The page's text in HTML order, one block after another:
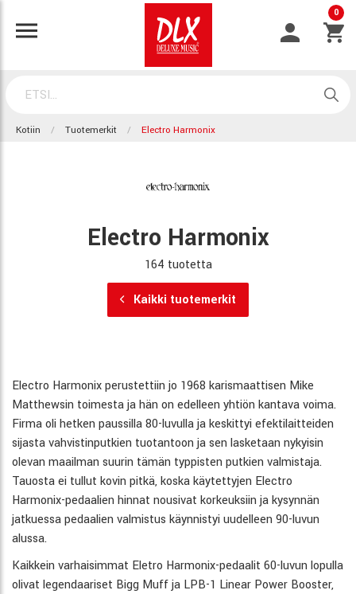
0
Kotiin Tuotemerkit Electro Harmonix
Electro Harmonix
164 tuotetta
Kaikki tuotemerkit
Electro Harmonix perustettiin jo 1968 karismaattisen Mike
Matthewsin toimesta ja hän on edelleen yhtiön kantava voima.
Firma oli hetken paussilla 80-luvulla ja keskittyi efektilaitteiden
sijasta vahvistinputkien tuotantoon ja sen lasketaan nykyisin
olevan maailman suurin tämän typpisten putkien valmistaja.
Tauosta ei tullut kovin pitkä, koska käytettyjen Electro
Harmonix-pedaalien hinnat nousivat korkeuksiin ja kysynnän
jatkuessa pedaalien valmistus käynnistyi uudelleen 90-luvun
alussa.
Kaikkein varhaisimmat Eletro Harmonix-pedaalit 60-luvun lopulla
olivat legendaariset Bigg Muff ja LPB-1 Linear Power Booster,